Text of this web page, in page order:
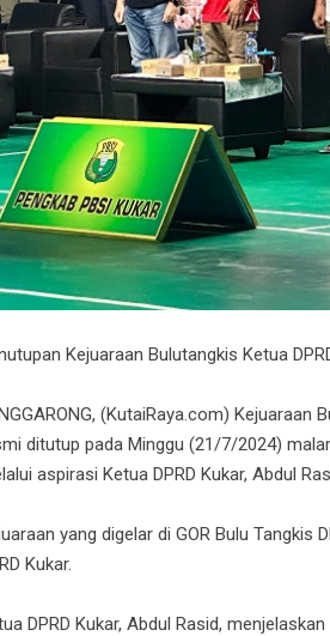
Kejuaraan Bulutangkis Ketua
(KutaiRaya.com) Kejuaraan
ditutup pada Minggu (21/7/2024)
aspirasi Ketua DPRD Kukar, Abdul
yang digelar di GOR Bulu Tangkis
Kukar.
DPRD Kukar, Abdul Rasid,